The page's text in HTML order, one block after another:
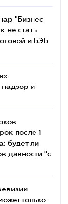
"Бизнес
не стать
и БЭБ
надзор и
после 1
будет ли
давности "с
только